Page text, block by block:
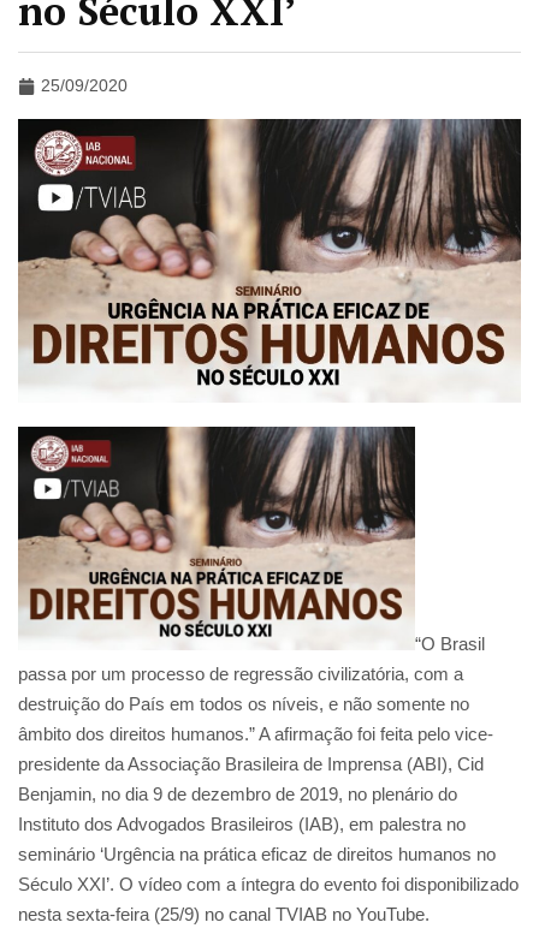
no Século XXI’
25/09/2020
“O Brasil
passa por um processo de regressão civilizatória, com a
destruição do País em todos os níveis, e não somente no
âmbito dos direitos humanos.” A afirmação foi feita pelo vice-
presidente da Associação Brasileira de Imprensa (ABI), Cid
Benjamin, no dia 9 de dezembro de 2019, no plenário do
Instituto dos Advogados Brasileiros (IAB), em palestra no
seminário ‘Urgência na prática eficaz de direitos humanos no
Século XXI’. O vídeo com a íntegra do evento foi disponibilizado
nesta sexta-feira (25/9) no canal TVIAB no YouTube.